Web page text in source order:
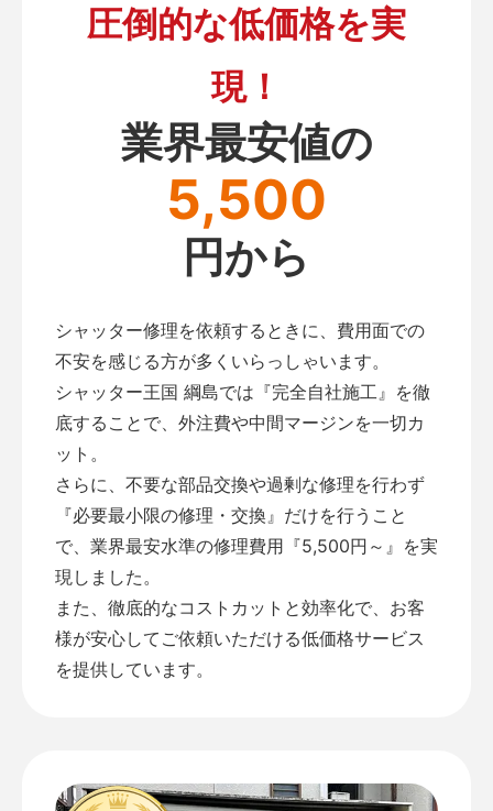
圧倒的な低価格を実
現！
業界最安値の
5,500
円から
シャッター修理を依頼するときに、費用面での
不安を感じる方が多くいらっしゃいます。
シャッター王国 綱島では『完全自社施工』を徹
底することで、外注費や中間マージンを一切カ
ット。
さらに、不要な部品交換や過剰な修理を行わず
『必要最小限の修理・交換』だけを行うこと
で、業界最安水準の修理費用『5,500円～』を実
現しました。
また、徹底的なコストカットと効率化で、お客
様が安心してご依頼いただける低価格サービス
を提供しています。